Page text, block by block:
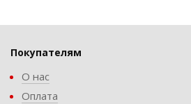
Покупателям
О нас
Оплата